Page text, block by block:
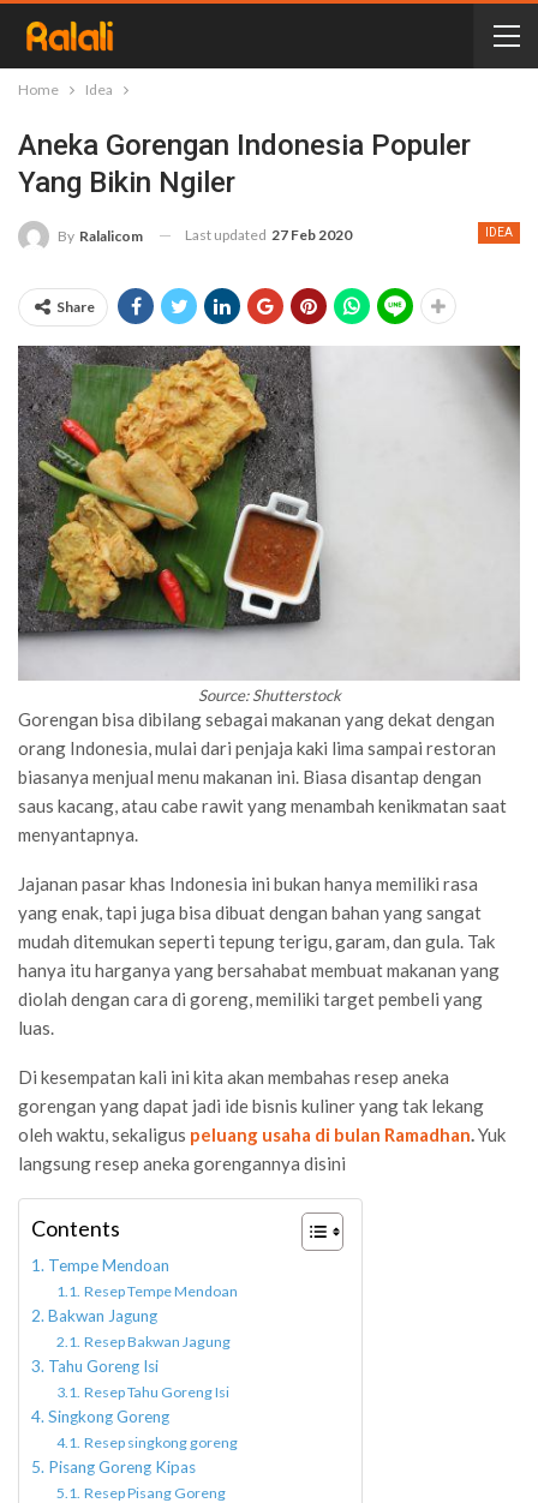
Home Idea
Aneka Gorengan Indonesia Populer
Yang Bikin Ngiler
IDEA
By Ralalicom Last updated 27 Feb 2020
Share
Source: Shutterstock
Gorengan bisa dibilang sebagai makanan yang dekat dengan
orang Indonesia, mulai dari penjaja kaki lima sampai restoran
biasanya menjual menu makanan ini. Biasa disantap dengan
saus kacang, atau cabe rawit yang menambah kenikmatan saat
menyantapnya.
Jajanan pasar khas Indonesia ini bukan hanya memiliki rasa
yang enak, tapi juga bisa dibuat dengan bahan yang sangat
mudah ditemukan seperti tepung terigu, garam, dan gula. Tak
hanya itu harganya yang bersahabat membuat makanan yang
diolah dengan cara di goreng, memiliki target pembeli yang
luas.
Di kesempatan kali ini kita akan membahas resep aneka
gorengan yang dapat jadi ide bisnis kuliner yang tak lekang
oleh waktu, sekaligus peluang usaha di bulan Ramadhan.Yuk
langsung resep aneka gorengannya disini
Contents
Tempe Mendoan
Resep Tempe Mendoan
Bakwan Jagung
Resep Bakwan Jagung
Tahu Goreng Isi
Resep Tahu Goreng Isi
Singkong Goreng
Resep singkong goreng
Pisang Goreng Kipas
Resep Pisang Goreng